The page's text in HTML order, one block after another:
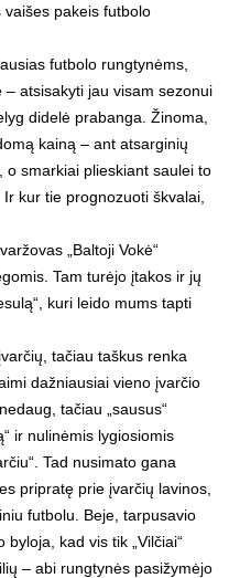
pakeis futbolo
futbolo rungtynėms,
atsisakyti jau visam sezonui
didelė prabanga. Žinoma,
kainą – ant atsarginių
o smarkiai plieskiant saulei to
kur tie prognozuoti škvalai,
„Baltoji Vokė“
Tam turėjo įtakos ir jų
kuri leido mums tapti
tačiau taškus renka
dažniausiai vieno įvarčio
tačiau „sausus“
ir nulinėmis lygiosiomis
Tad nusimato gana
pripratę prie įvarčių lavinos,
futbolu. Beje, tarpusavio
kad vis tik „Vilčiai“
– abi rungtynės pasižymėjo